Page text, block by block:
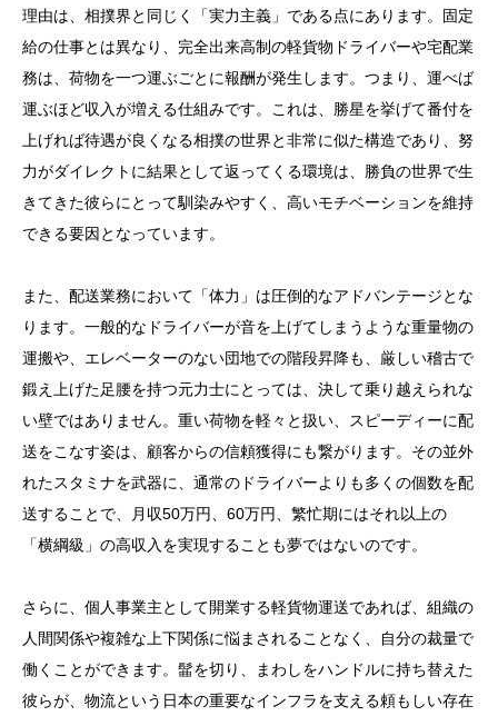
理由は、相撲界と同じく「実力主義」である点にあります。固定
給の仕事とは異なり、完全出来高制の軽貨物ドライバーや宅配業
務は、荷物を一つ運ぶごとに報酬が発生します。つまり、運べば
運ぶほど収入が増える仕組みです。これは、勝星を挙げて番付を
上げれば待遇が良くなる相撲の世界と非常に似た構造であり、努
力がダイレクトに結果として返ってくる環境は、勝負の世界で生
きてきた彼らにとって馴染みやすく、高いモチベーションを維持
できる要因となっています。
また、配送業務において「体力」は圧倒的なアドバンテージとな
ります。一般的なドライバーが音を上げてしまうような重量物の
運搬や、エレベーターのない団地での階段昇降も、厳しい稽古で
鍛え上げた足腰を持つ元力士にとっては、決して乗り越えられな
い壁ではありません。重い荷物を軽々と扱い、スピーディーに配
送をこなす姿は、顧客からの信頼獲得にも繋がります。その並外
れたスタミナを武器に、通常のドライバーよりも多くの個数を配
送することで、月収50万円、60万円、繁忙期にはそれ以上の
「横綱級」の高収入を実現することも夢ではないのです。
さらに、個人事業主として開業する軽貨物運送であれば、組織の
人間関係や複雑な上下関係に悩まされることなく、自分の裁量で
働くことができます。髷を切り、まわしをハンドルに持ち替えた
彼らが、物流という日本の重要なインフラを支える頼もしい存在
5. まずは気軽にエントリー！採用担当が教える合格率
アップの秘訣と面接準備のポイント